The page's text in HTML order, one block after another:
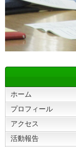
ホーム
プロフィール
アクセス
活動報告